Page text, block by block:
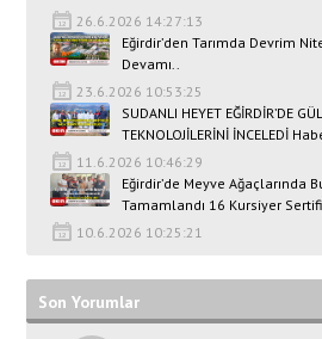
26.6.2026 14:27:13
Eğirdir’den Tarımda Devrim
Devamı..
23.6.2026 10:53:25
SUDANLI HEYET EĞİRDİR’DE
TEKNOLOJİLERİNİ İNCELEDİ
11.6.2026 10:46:29
Eğirdir’de Meyve Ağaçlarında
Tamamlandı 16 Kursiyer
10.6.2026 10:25:21
Son Yorumlar